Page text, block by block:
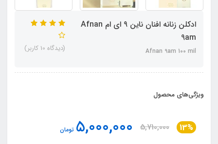
ادکلن زنانه افنان ناین ۹ ای‌ ام Afnan
9am
Afnan 9am 100 mil (دیدگاه 10 کاربر)
ویژگی‌های محصول
13%
5,710,000
5,000,000 تومان